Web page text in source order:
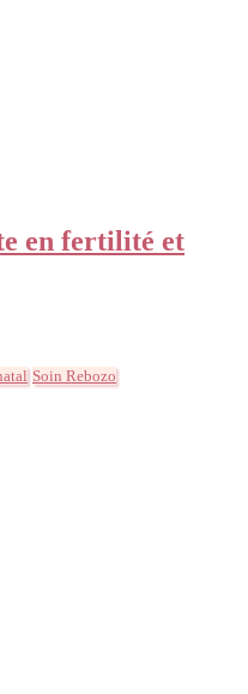
en fertilité et
Soin Rebozo